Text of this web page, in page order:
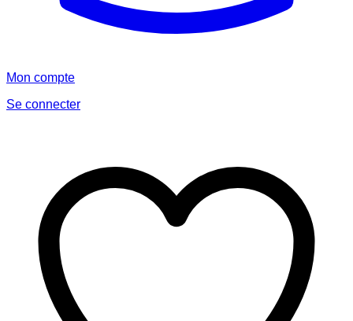
Mon compte
Se connecter